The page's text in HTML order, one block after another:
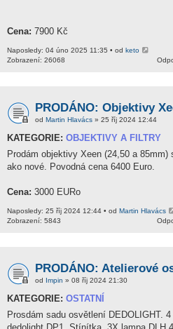
Cena: 7900 Kč
Naposledy: 04 úno 2025 11:35 • od keto
Zobrazení: 26068
PRODÁNO: Objektivy
od Martin Hlavács » 25 říj 2024 12:44
KATEGORIE: OBJEKTIVY A FILTRY
Prodám objektivy Xeen (24,50 a
ako nové. Povodná cena 6400 Euro.
Cena: 3000 EURo
Naposledy: 25 říj 2024 12:44 • od Martin Hlavács
Zobrazení: 5843
PRODÁNO: Atelierové
od Impin » 08 říj 2024 21:30
KATEGORIE: OSTATNÍ
Prosdám sadu osvětlení DEDOLIGHT.